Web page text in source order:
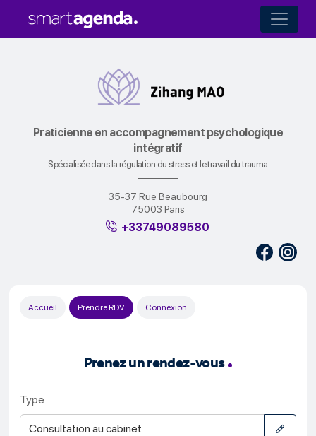
Praticienne en accompagnement psychologique
intégratif
Spécialisée dans la régulation du stress et le travail du trauma
35-37 Rue Beaubourg
75003 Paris
+33749089580
Accueil Prendre RDV Connexion
Prenez un rendez-vous
Type
Consultation au cabinet